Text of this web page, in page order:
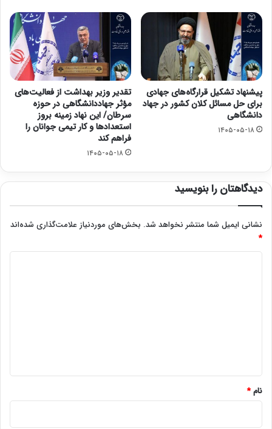
پیشنهاد تشکیل قرارگاه‌های جهادی
برای حل مسائل کلان کشور در جهاد
دانشگاهی
۱۴۰۵-۰۵-۱۸
تقدیر وزیر بهداشت از فعالیت‌های
مؤثر جهاددانشگاهی در حوزه
سرطان/ این نهاد زمینه بروز
استعدادها و کار تیمی جوانان را
فراهم کند
۱۴۰۵-۰۵-۱۸
دیدگاهتان را بنویسید
نشانی ایمیل شما منتشر نخواهد شد. بخش‌های موردنیاز علامت‌گذاری شده‌اند
*
نام*